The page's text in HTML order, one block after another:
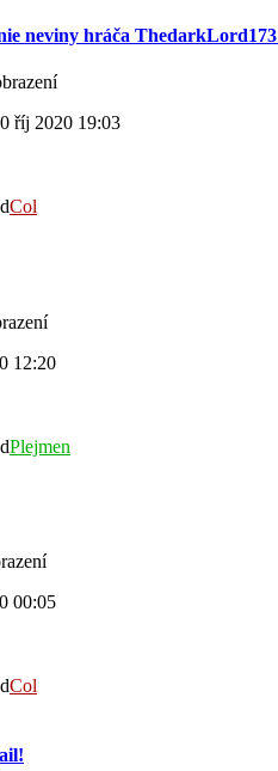
neviny hráča
říj 2020 19:03
Col
12:20
Plejmen
00:05
Col